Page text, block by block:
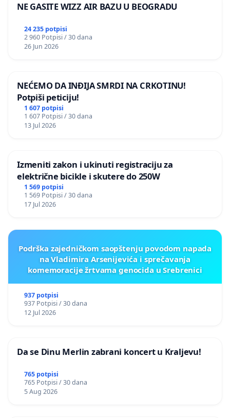
NE GASITE WIZZ AIR BAZU U BEOGRADU
24 235 potpisi
2 960 Potpisi / 30 dana
26 Jun 2026
NEĆEMO DA INĐIJA SMRDI NA CRKOTINU!
Potpiši peticiju!
1 607 potpisi
1 607 Potpisi / 30 dana
13 Jul 2026
Izmeniti zakon i ukinuti registraciju za
električne bicikle i skutere do 250W
1 569 potpisi
1 569 Potpisi / 30 dana
17 Jul 2026
Podrška zajedničkom saopštenju povodom napada
na Vladimira Arsenijevića i sprečavanja
komemoracije žrtvama genocida u Srebrenici
937 potpisi
937 Potpisi / 30 dana
12 Jul 2026
Da se Dinu Merlin zabrani koncert u Kraljevu!
765 potpisi
765 Potpisi / 30 dana
5 Aug 2026